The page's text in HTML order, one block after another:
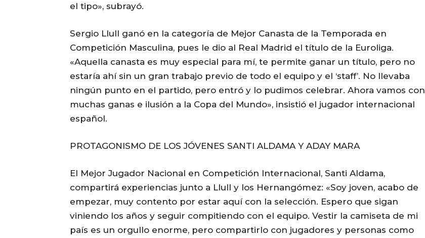
el tipo», subrayó.
Sergio Llull ganó en la categoría de Mejor Canasta de la Temporada en
Competición Masculina, pues le dio al Real Madrid el título de la Euroliga.
«Aquella canasta es muy especial para mí, te permite ganar un título, pero no
estaría ahí sin un gran trabajo previo de todo el equipo y el ‘staff’. No llevaba
ningún punto en el partido, pero entró y lo pudimos celebrar. Ahora vamos con
muchas ganas e ilusión a la Copa del Mundo», insistió el jugador internacional
español.
PROTAGONISMO DE LOS JÓVENES SANTI ALDAMA Y ADAY MARA
El Mejor Jugador Nacional en Competición Internacional, Santi Aldama,
compartirá experiencias junto a Llull y los Hernangómez: «Soy joven, acabo de
empezar, muy contento por estar aquí con la selección. Espero que sigan
viniendo los años y seguir compitiendo con el equipo. Vestir la camiseta de mi
país es un orgullo enorme, pero compartirlo con jugadores y personas como